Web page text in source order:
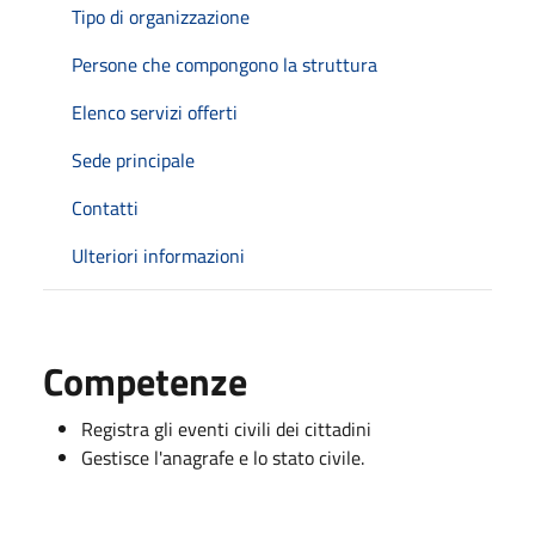
Tipo di organizzazione
Persone che compongono la struttura
Elenco servizi offerti
Sede principale
Contatti
Ulteriori informazioni
Competenze
Registra gli eventi civili dei cittadini
Gestisce l'anagrafe e lo stato civile.